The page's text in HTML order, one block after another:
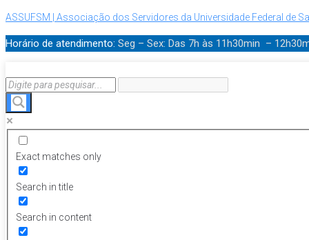
ASSUFSM | Associação dos Servidores da Universidade Federal de
Horário de atendimento: Seg – Sex: Das 7h às 11h30min –
Exact matches only
Search in title
Search in content